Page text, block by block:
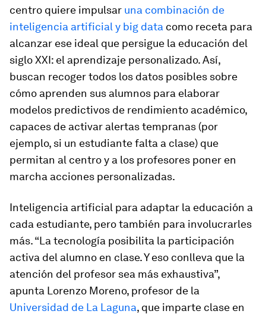
centro quiere impulsar una combinación de
inteligencia artificial y big data como receta para
alcanzar ese ideal que persigue la educación del
siglo XXI: el aprendizaje personalizado. Así,
buscan recoger todos los datos posibles sobre
cómo aprenden sus alumnos para elaborar
modelos predictivos de rendimiento académico,
capaces de activar alertas tempranas (por
ejemplo, si un estudiante falta a clase) que
permitan al centro y a los profesores poner en
marcha acciones personalizadas.
Inteligencia artificial para adaptar la educación a
cada estudiante, pero también para involucrarles
más. “La tecnología posibilita la participación
activa del alumno en clase. Y eso conlleva que la
atención del profesor sea más exhaustiva”,
apunta Lorenzo Moreno, profesor de la
Universidad de La Laguna, que imparte clase en